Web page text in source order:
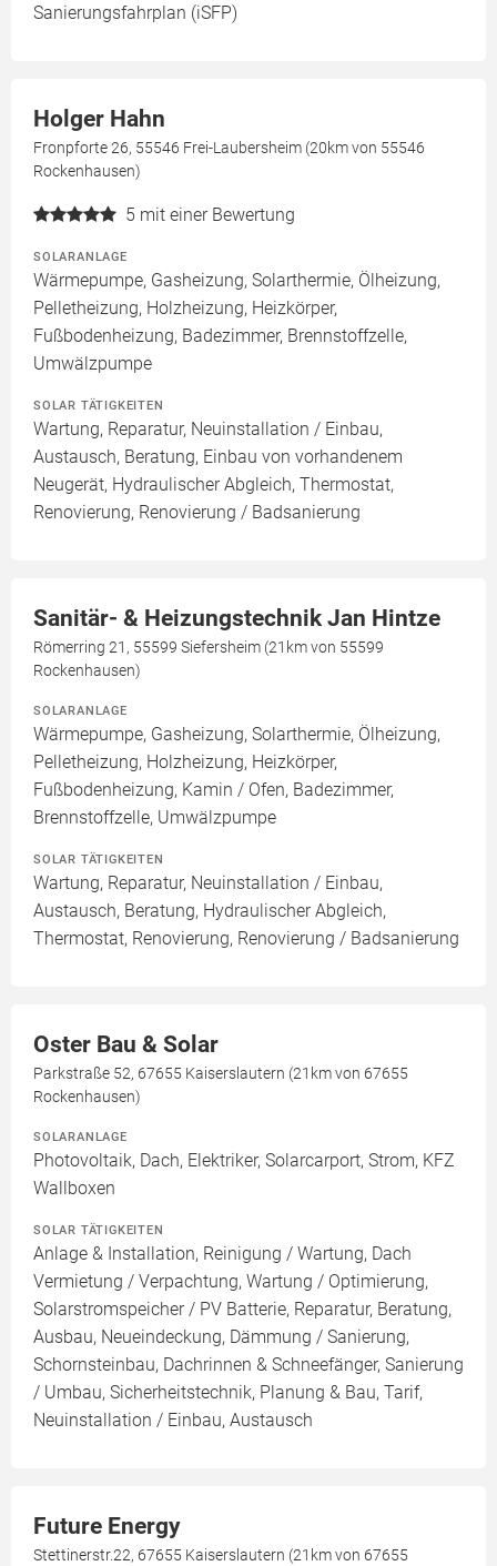
Sanierungsfahrplan (iSFP)
Holger Hahn
Fronpforte 26, 55546 Frei-Laubersheim (20km von 55546
Rockenhausen)
5 mit einer Bewertung
SOLARANLAGE
Wärmepumpe, Gasheizung, Solarthermie, Ölheizung,
Pelletheizung, Holzheizung, Heizkörper,
Fußbodenheizung, Badezimmer, Brennstoffzelle,
Umwälzpumpe
SOLAR TÄTIGKEITEN
Wartung, Reparatur, Neuinstallation / Einbau,
Austausch, Beratung, Einbau von vorhandenem
Neugerät, Hydraulischer Abgleich, Thermostat,
Renovierung, Renovierung / Badsanierung
Sanitär- & Heizungstechnik Jan Hintze
Römerring 21, 55599 Siefersheim (21km von 55599
Rockenhausen)
SOLARANLAGE
Wärmepumpe, Gasheizung, Solarthermie, Ölheizung,
Pelletheizung, Holzheizung, Heizkörper,
Fußbodenheizung, Kamin / Ofen, Badezimmer,
Brennstoffzelle, Umwälzpumpe
SOLAR TÄTIGKEITEN
Wartung, Reparatur, Neuinstallation / Einbau,
Austausch, Beratung, Hydraulischer Abgleich,
Thermostat, Renovierung, Renovierung / Badsanierung
Oster Bau & Solar
Parkstraße 52, 67655 Kaiserslautern (21km von 67655
Rockenhausen)
SOLARANLAGE
Photovoltaik, Dach, Elektriker, Solarcarport, Strom, KFZ
Wallboxen
SOLAR TÄTIGKEITEN
Anlage & Installation, Reinigung / Wartung, Dach
Vermietung / Verpachtung, Wartung / Optimierung,
Solarstromspeicher / PV Batterie, Reparatur, Beratung,
Ausbau, Neueindeckung, Dämmung / Sanierung,
Schornsteinbau, Dachrinnen & Schneefänger, Sanierung
/ Umbau, Sicherheitstechnik, Planung & Bau, Tarif,
Neuinstallation / Einbau, Austausch
Future Energy
Stettinerstr.22, 67655 Kaiserslautern (21km von 67655